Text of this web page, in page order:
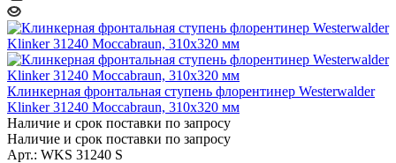
Клинкерная фронтальная ступень флорентинер Westerwalder
Klinker 31240 Moccabraun, 310х320 мм
Наличие и срок поставки по запросу
Наличие и срок поставки по запросу
Арт.: WKS 31240 S